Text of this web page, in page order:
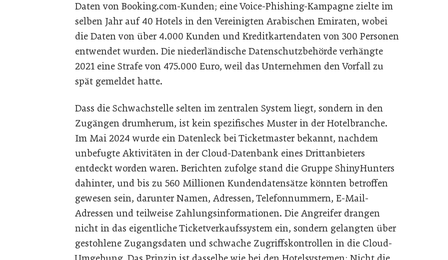
Daten von Booking.com-Kunden; eine Voice-Phishing-Kampagne zielte im
selben Jahr auf 40 Hotels in den Vereinigten Arabischen Emiraten, wobei
die Daten von über 4.000 Kunden und Kreditkartendaten von 300 Personen
entwendet wurden. Die niederländische Datenschutzbehörde verhängte
2021 eine Strafe von 475.000 Euro, weil das Unternehmen den Vorfall zu
spät gemeldet hatte.
Dass die Schwachstelle selten im zentralen System liegt, sondern in den
Zugängen drumherum, ist kein spezifisches Muster in der Hotelbranche.
Im Mai 2024 wurde ein Datenleck bei Ticketmaster bekannt, nachdem
unbefugte Aktivitäten in der Cloud-Datenbank eines Drittanbieters
entdeckt worden waren. Berichten zufolge stand die Gruppe ShinyHunters
dahinter, und bis zu 560 Millionen Kundendatensätze könnten betroffen
gewesen sein, darunter Namen, Adressen, Telefonnummern, E-Mail-
Adressen und teilweise Zahlungsinformationen. Die Angreifer drangen
nicht in das eigentliche Ticketverkaufssystem ein, sondern gelangten über
gestohlene Zugangsdaten und schwache Zugriffskontrollen in die Cloud-